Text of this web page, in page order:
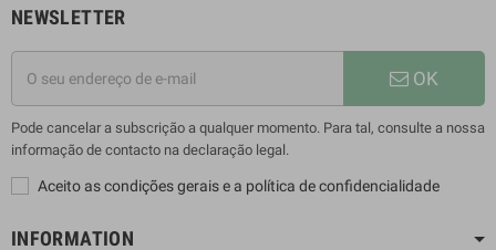
NEWSLETTER
OK
Pode cancelar a subscrição a qualquer momento. Para tal, consulte a nossa
informação de contacto na declaração legal.
Aceito as condições gerais e a política de confidencialidade
INFORMATION